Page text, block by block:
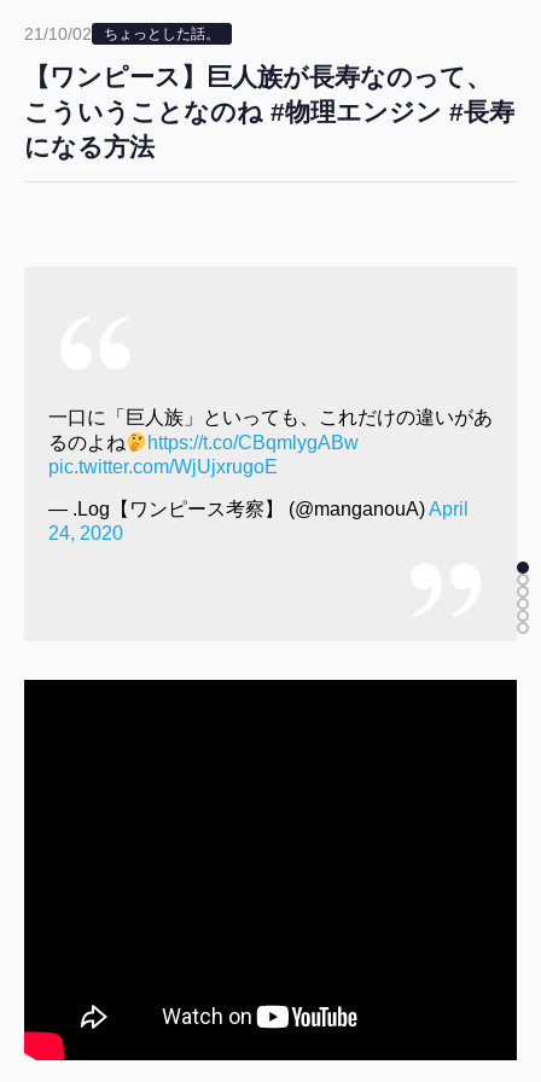
21/10/02 ちょっとした話。
【ワンピース】巨人族が長寿なのって、
こういうことなのね #物理エンジン #長寿
になる方法
一口に「巨人族」といっても、これだけの違いがあ
るのよね
https://t.co/CBqmlygABw
pic.twitter.com/WjUjxrugoE
— .Log【ワンピース考察】 (@manganouA)April
24, 2020